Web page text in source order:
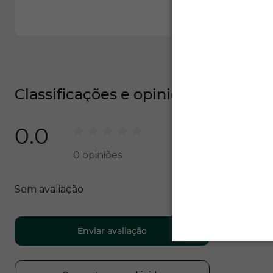
Classificações e opiniões
0.0
0 opiniões
Sem avaliação
Enviar avaliação